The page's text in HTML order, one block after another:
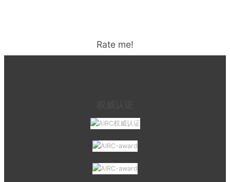
Rate me!